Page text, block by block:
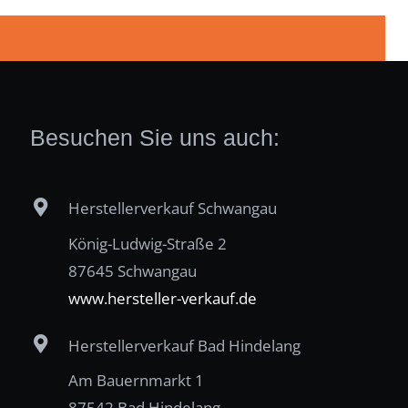
Besuchen Sie uns auch:
Herstellerverkauf Schwangau
König-Ludwig-Straße 2
87645 Schwangau
www.hersteller-verkauf.de
Herstellerverkauf Bad Hindelang
Am Bauernmarkt 1